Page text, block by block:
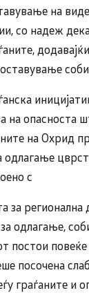
на
со надеж
за регионална
одлагање,
постои
посочена
граѓаните и